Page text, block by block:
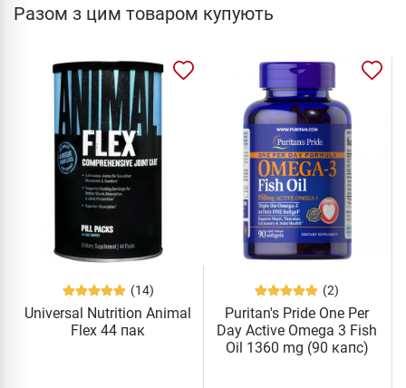
Разом з цим товаром купують
(14)
Universal Nutrition Animal
Flex 44 пак
(2)
Puritan's Pride One Per
Day Active Omega 3 Fish
Oil 1360 mg (90 капс)